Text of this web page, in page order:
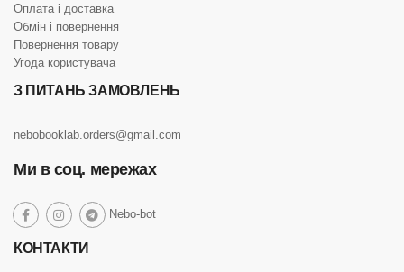
Оплата і доставка
Обмін і повернення
Повернення товару
Угода користувача
З ПИТАНЬ ЗАМОВЛЕНЬ
nebobooklab.orders@gmail.com
Ми в соц. мережах
social social socialNebo-botsocial
КОНТАКТИ